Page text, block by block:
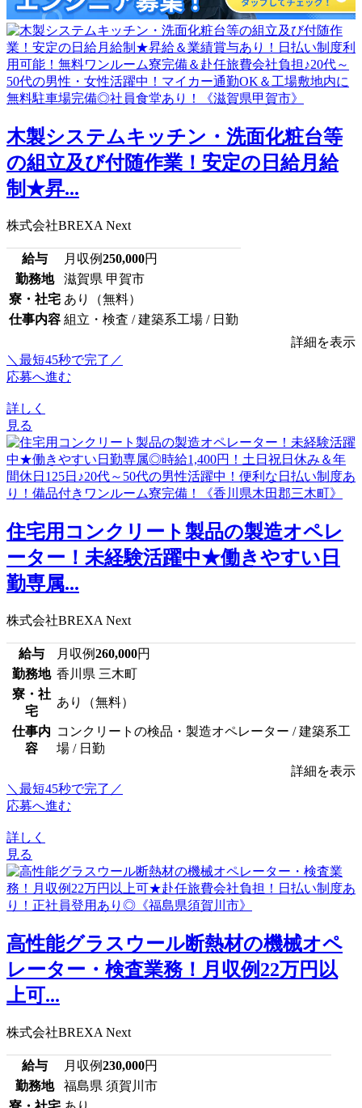
木製システムキッチン・洗面化粧台等
の組立及び付随作業！安定の日給月給
制★昇...
株式会社BREXA Next
給与 月収例250,000円
勤務地
滋賀県 甲賀市
寮・社宅 あり（無料）
仕事内容 組立・検査 / 建築系工場 / 日勤
詳細を表示
＼最短45秒で完了／
応募へ進む
詳しく
見る
住宅用コンクリート製品の製造オペレ
ーター！未経験活躍中★働きやすい日
勤専属...
株式会社BREXA Next
給与 月収例260,000円
勤務地 香川県 三木町
寮・社
宅
あり（無料）
仕事内
容
コンクリートの検品・製造オペレーター / 建築系工
場 / 日勤
詳細を表示
＼最短45秒で完了／
応募へ進む
詳しく
見る
高性能グラスウール断熱材の機械オペ
レーター・検査業務！月収例22万円以
上可...
株式会社BREXA Next
給与 月収例230,000円
勤務地
福島県 須賀川市